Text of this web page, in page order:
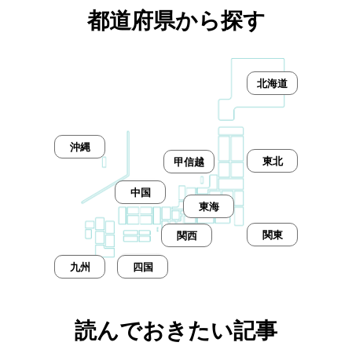
都道府県から探す
北海道
東北
甲信越
東海
関東
関西
中国
四国
九州
沖縄
読んでおきたい記事